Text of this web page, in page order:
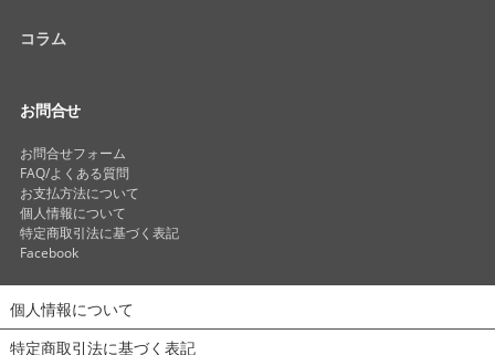
コラム
お問合せ
お問合せフォーム
FAQ/よくある質問
お支払方法について
個人情報について
特定商取引法に基づく表記
Facebook
個人情報について
特定商取引法に基づく表記